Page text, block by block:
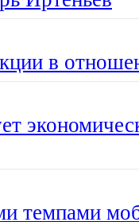
в
темпами